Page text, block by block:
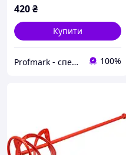
420₴
Купити
Profmark - спеціалізований магазин для плиточників 100%